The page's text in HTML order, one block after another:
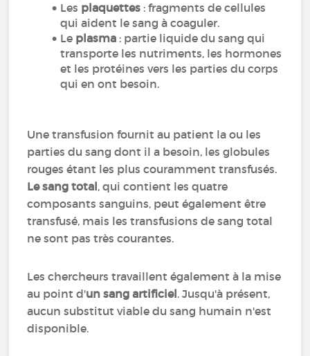
Les plaquettes : fragments de cellules
qui aident le sang à coaguler.
Le plasma : partie liquide du sang qui
transporte les nutriments, les hormones
et les protéines vers les parties du corps
qui en ont besoin.
Une transfusion fournit au patient la ou les
parties du sang dont il a besoin, les globules
rouges étant les plus couramment transfusés.
Le sang total, qui contient les quatre
composants sanguins, peut également être
transfusé, mais les transfusions de sang total
ne sont pas très courantes.
Les chercheurs travaillent également à la mise
au point d'un sang artificiel. Jusqu'à présent,
aucun substitut viable du sang humain n'est
disponible.